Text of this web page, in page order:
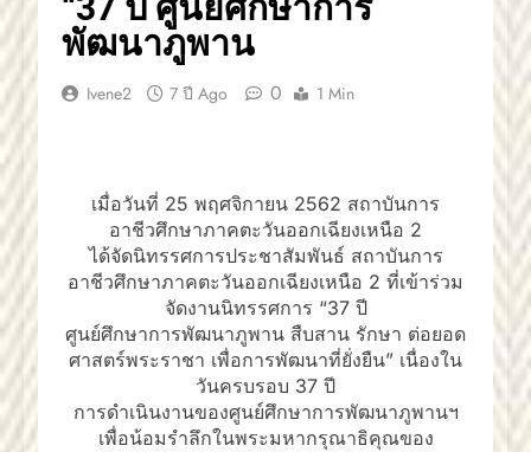
พัฒนาภูพาน
Ivene2 7 ปี Ago 0 1 Min
เมื่อวันที่ 25 พฤศจิกายน 2562 สถาบันการ
อาชีวศึกษาภาคตะวันออกเฉียงเหนือ 2
ได้จัดนิทรรศการประชาสัมพันธ์ สถาบันการ
อาชีวศึกษาภาคตะวันออกเฉียงเหนือ 2 ที่เข้าร่วม
จัดงานนิทรรศการ “37 ปี
ศูนย์ศึกษาการพัฒนาภูพาน สืบสาน รักษา ต่อยอด
ศาสตร์พระราชา เพื่อการพัฒนาที่ยั่งยืน” เนื่องใน
วันครบรอบ 37 ปี
การดำเนินงานของศูนย์ศึกษาการพัฒนาภูพานฯ
เพื่อน้อมรำลึกในพระมหากรุณาธิคุณของ